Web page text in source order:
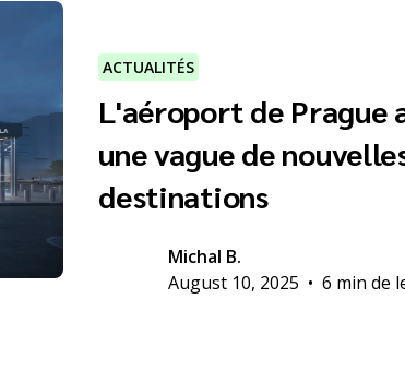
ACTUALITÉS
L'aéroport de Prague
une vague de
destinations
Michal B.
August 10, 2025 • 6 min de